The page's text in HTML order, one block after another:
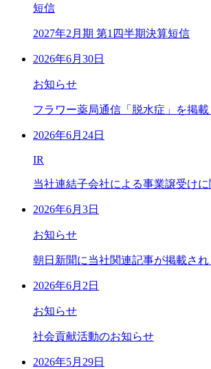
短信
2027年2月期 第1四半期決算短信
2026年6月30日
お知らせ
フラワー薬局通信「脱水症」を掲載
2026年6月24日
IR
当社連結子会社による事業譲受け
2026年6月3日
お知らせ
朝日新聞に当社関連記事が掲載され
2026年6月2日
お知らせ
社会貢献活動のお知らせ
2026年5月29日